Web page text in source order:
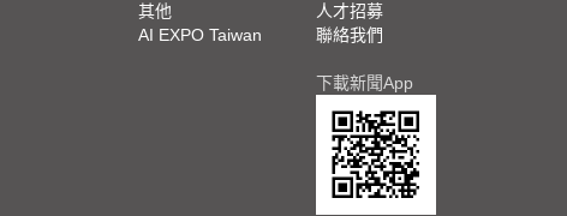
其他
AI EXPO Taiwan
人才招募
聯絡我們
下載新聞App